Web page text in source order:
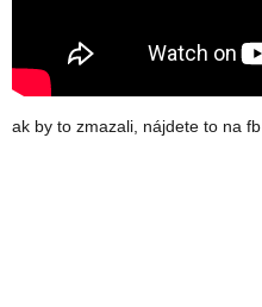
ak by to zmazali, nájdete to na fb